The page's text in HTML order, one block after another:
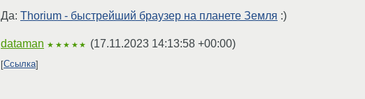
Да: Thorium - быстрейший браузер на планете Земля :)
dataman ★★★★★ (17.11.2023 14:13:58 +00:00)
Ссылка